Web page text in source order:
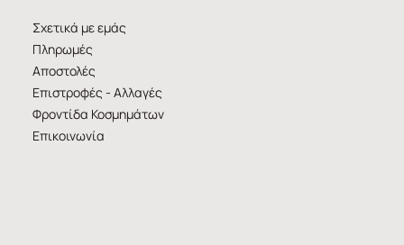
Σχετικά με εμάς
Πληρωμές
Αποστολές
Επιστροφές - Αλλαγές
Φροντίδα Κοσμημάτων
Επικοινωνία